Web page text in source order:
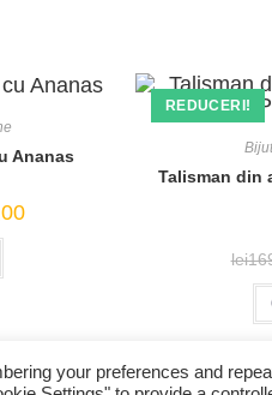
Ananas
Prețul
REDUCERI!
Talisman din
lei
your preferences and